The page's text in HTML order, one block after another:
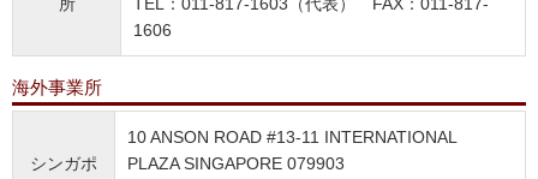
所
TEL：011-817-1603（代表） FAX：011-817-
1606
海外事業所
シンガポ
10 ANSON ROAD #13-11 INTERNATIONAL
PLAZA SINGAPORE 079903